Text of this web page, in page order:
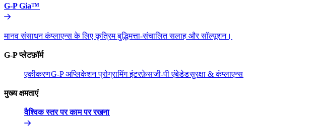
G-P Gia™​​
मानव संसाधन कंप्लाएन्स के लिए कृत्रिम बुद्धिमत्ता-संचालित सलाह और सॉल्यूशन।​​
G-P प्लेटफ़ॉर्म​​
एकीकरण​​G-P अप्लिकेशन प्रोग्रामिंग इंटरफ़ेस​​जी-पी एंबेडेड​​सुरक्षा & कंप्लाएन्स​​
मुख्य क्षमताएं​​
वैश्विक स्तर पर काम पर रखना​​